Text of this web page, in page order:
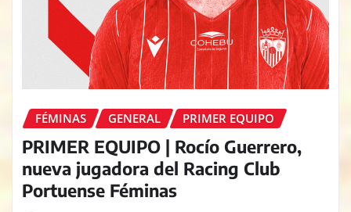
FÉMINAS GENERAL PRIMER EQUIPO
PRIMER EQUIPO | Rocío Guerrero,
nueva jugadora del Racing Club
Portuense Féminas